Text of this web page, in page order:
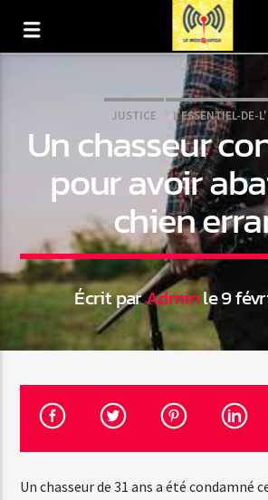
En ce moment
Artiste
Emission en cours
JUSTICE L'ESSENTIEL-DE-
Un chasseur
pour avoir
chien
Écrit parAdminle 9
Un chasseur de 31 ans a été condamné